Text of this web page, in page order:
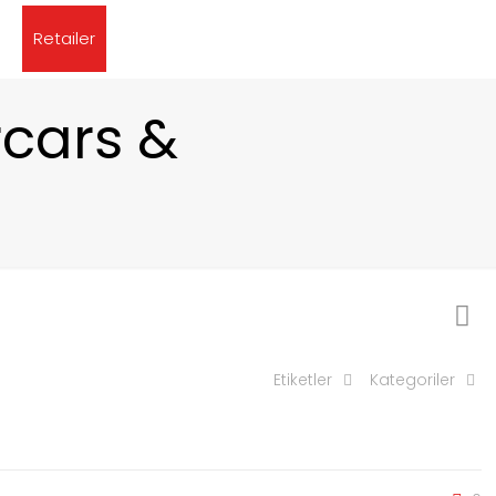
Retailer
&
Kategoriler
Etiketler